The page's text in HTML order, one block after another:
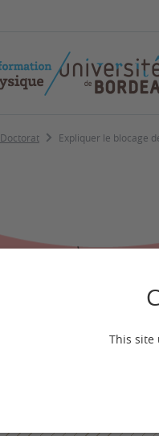
This site
Doctorat Expliquer le blocage